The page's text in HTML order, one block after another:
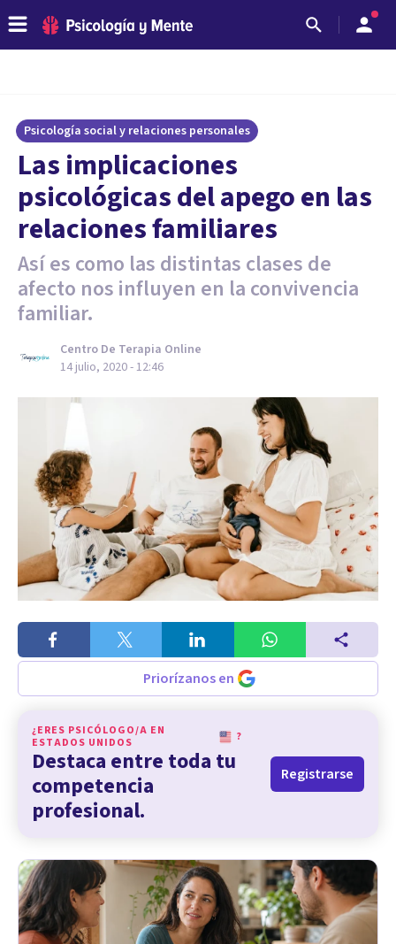
Psicología social y relaciones personales
Las implicaciones
psicológicas del apego en las
relaciones familiares
Así es como las distintas clases de
afecto nos influyen en la convivencia
familiar.
Centro De Terapia Online
14 julio, 2020 - 12:46
Priorízanos en
¿ERES PSICÓLOGO/A EN
ESTADOS UNIDOS
?
Destaca entre toda tu
competencia
profesional.
Registrarse